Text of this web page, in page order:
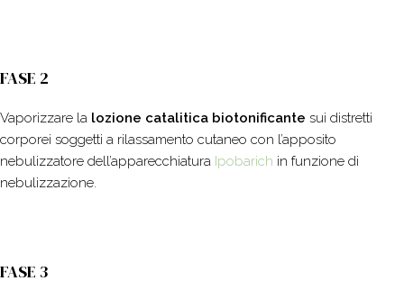
FASE 2
Vaporizzare la lozione catalitica biotonificante sui distretti
corporei soggetti a rilassamento cutaneo con l’apposito
nebulizzatore dell’apparecchiatura Ipobarich in funzione di
nebulizzazione.
FASE 3